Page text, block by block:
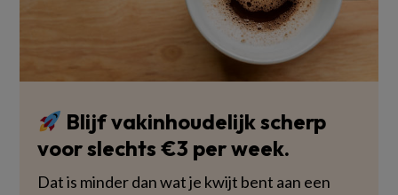
Blijf vakinhoudelijk scherp
voor slechts €3 per week.
Dat is minder dan wat je kwijt bent aan een